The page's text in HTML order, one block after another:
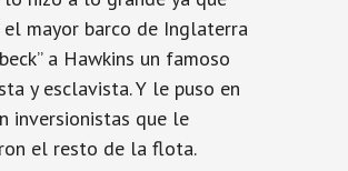
mayor barco de Inglaterra
a Hawkins un famoso
y esclavista. Y le puso en
inversionistas que le
el resto de la flota.